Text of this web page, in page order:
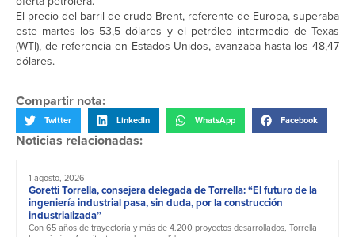
El precio del barril de crudo Brent, referente de Europa, superaba
este martes los 53,5 dólares y el petróleo intermedio de Texas
(WTI), de referencia en Estados Unidos, avanzaba hasta los 48,47
dólares.
Compartir nota:
Twitter LinkedIn WhatsApp Facebook
Noticias relacionadas:
1 agosto, 2026
Goretti Torrella, consejera delegada de Torrella: “El futuro de la
ingeniería industrial pasa, sin duda, por la construcción
industrializada”
Con 65 años de trayectoria y más de 4.200 proyectos desarrollados, Torrella